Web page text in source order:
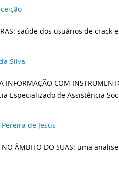
saúde dos usuários de
Silva
INFORMAÇÃO COM
Especializado de Assistência
de Jesus
NO ÂMBITO DO SUAS: uma